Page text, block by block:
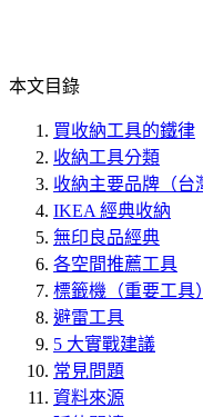
本文目錄
買收納工具的鐵律
收納工具分類
收納主要品牌（台
IKEA 經典收納
無印良品經典
各空間推薦工具
標籤機（重要工具）
避雷工具
5 大實戰建議
常見問題
資料來源